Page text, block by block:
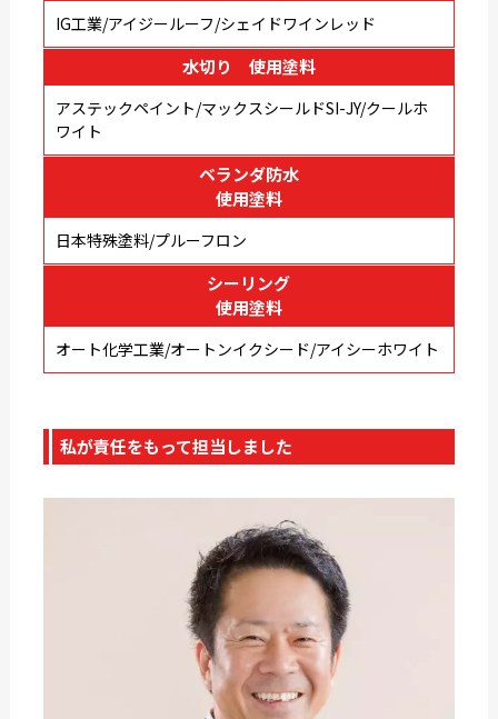
IG工業/アイジールーフ/シェイドワインレッド
水切り 使用塗料
アステックペイント/マックスシールドSI-JY/クールホ
ワイト
ベランダ防水
使用塗料
日本特殊塗料/プルーフロン
シーリング
使用塗料
オート化学工業/オートンイクシード/アイシーホワイト
私が責任をもって担当しました